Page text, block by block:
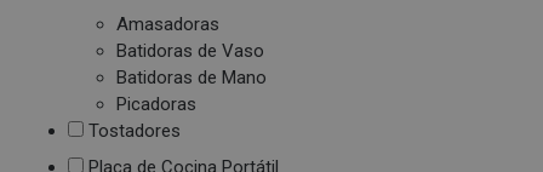
Amasadoras
Batidoras de Vaso
Batidoras de Mano
Picadoras
Tostadores
Placa de Cocina Portátil